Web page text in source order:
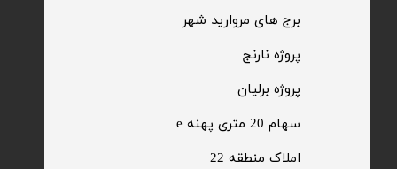
سهام 20 متری پهنه e​​​​​​​
​املاک منطقه 22
پروژه برلیان
​پروژه نارنج
​برج های مروارید شهر